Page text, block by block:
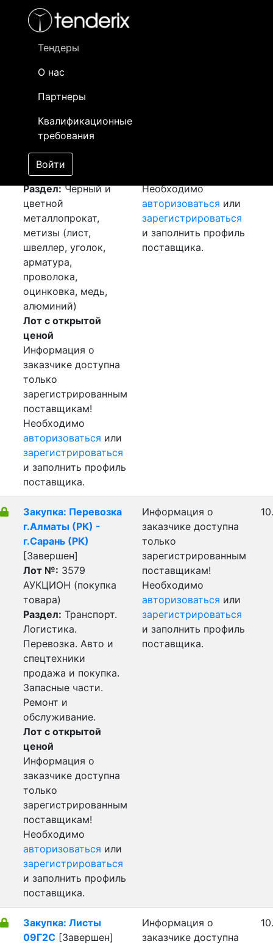
Тендеры
О нас
Партнеры
Квалификационные
требования
Войти
- активный лот
- сохраненный лот (не опубликован)
Закупка: Швеллер
[Завершен]
Лот №:
АУКЦИОН (покупка
товара)
Раздел:Черный и
цветной
металлопрокат,
метизы (лист,
швеллер, уголок,
арматура,
проволока,
оцинковка, медь,
алюминий)
Лот с открытой
ценой
Информация о
заказчике доступна
только
зарегистрированным
поставщикам!
Необходимо
авторизоваться или
зарегистрироваться
и заполнить профиль
поставщика.
Необходимо
авторизоваться или
зарегистрироваться
и заполнить профиль
поставщика.
Закупка: Перевозка
г.Алматы (РК) -
г.Сарань (РК)
[Завершен]
Лот №: 3579
АУКЦИОН (покупка
товара)
Раздел: Транспорт.
Логистика.
Перевозка. Авто и
спецтехники
продажа и покупка.
Запасные части.
Ремонт и
обслуживание.
Лот с открытой
ценой
Информация о
заказчике доступна
только
зарегистрированным
поставщикам!
Необходимо
авторизоваться или
зарегистрироваться
и заполнить профиль
поставщика.
Информация о
заказчике доступна
только
зарегистрированным
поставщикам!
Необходимо
авторизоваться или
зарегистрироваться
и заполнить профиль
поставщика.
Закупка: Листы
09Г2С [Завершен]
Информация о
заказчике доступна